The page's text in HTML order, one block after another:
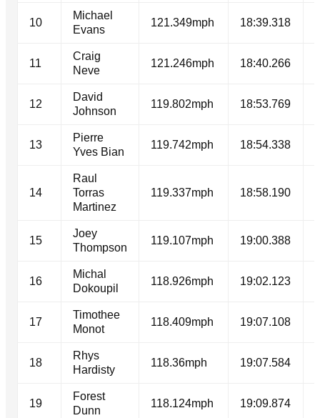
10
Michael
Evans
121.349mph 18:39.318
11
Craig
Neve
121.246mph 18:40.266
12
David
Johnson
119.802mph 18:53.769
13
Pierre
Yves Bian
119.742mph 18:54.338
14
Raul
Torras
Martinez
119.337mph 18:58.190
15
Joey
Thompson
119.107mph 19:00.388
16
Michal
Dokoupil
118.926mph 19:02.123
17
Timothee
Monot
118.409mph 19:07.108
18
Rhys
Hardisty
118.36mph 19:07.584
19
Forest
Dunn
118.124mph 19:09.874